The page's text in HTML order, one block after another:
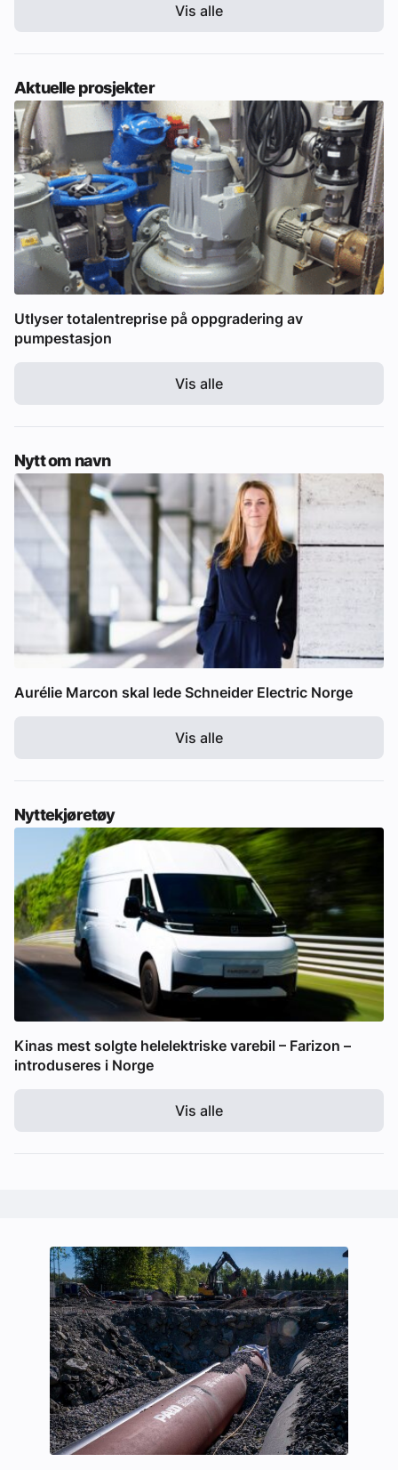
Vis alle
Aktuelle prosjekter
Utlyser totalentreprise på oppgradering av
pumpestasjon
Vis alle
Nytt om navn
Aurélie Marcon skal lede Schneider Electric Norge
Vis alle
Nyttekjøretøy
Kinas mest solgte helelektriske varebil – Farizon –
introduseres i Norge
Vis alle